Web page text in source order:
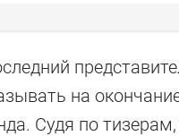
на
Судя по